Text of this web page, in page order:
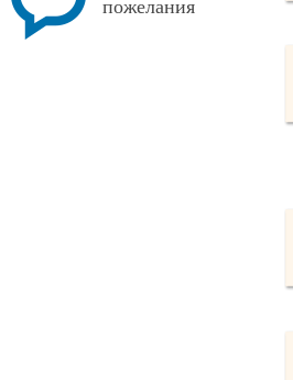
пожелания